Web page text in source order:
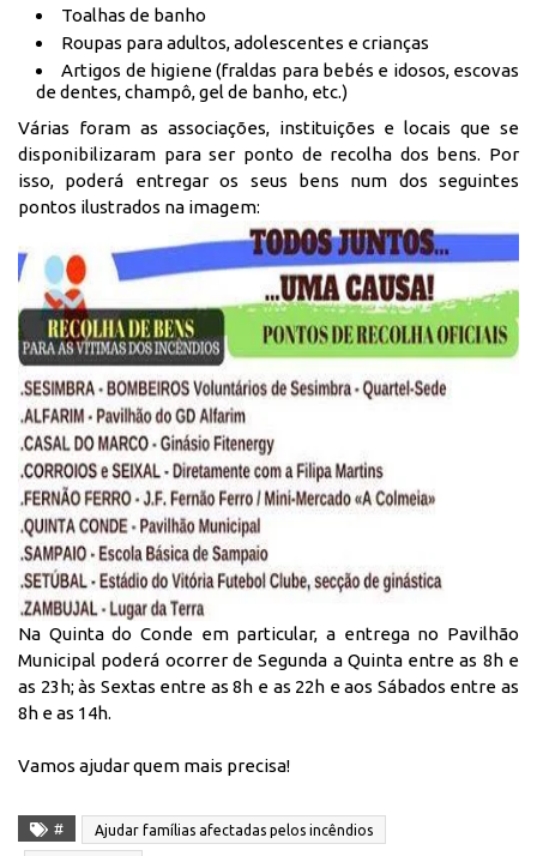
Toalhas de banho
Roupas para adultos, adolescentes e crianças
Artigos de higiene (fraldas para bebés e idosos, escovas
de dentes, champô, gel de banho, etc.)
Várias foram as associações, instituições e locais que se
disponibilizaram para ser ponto de recolha dos bens. Por
isso, poderá entregar os seus bens num dos seguintes
pontos ilustrados na imagem:
Na Quinta do Conde em particular, a entrega no Pavilhão
Municipal poderá ocorrer de Segunda a Quinta entre as 8h e
as 23h; às Sextas entre as 8h e as 22h e aos Sábados entre as
8h e as 14h.
Vamos ajudar quem mais precisa!
# Ajudar famílias afectadas pelos incêndios